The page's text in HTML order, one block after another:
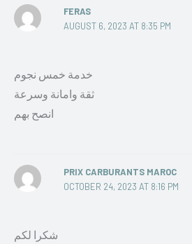
FERAS
AUGUST 6, 2023 AT 8:35 PM
خدمة خمس نجوم
ثقة وامانة وسرعة
انصح بهم
PRIX CARBURANTS MAROC
OCTOBER 24, 2023 AT 8:16 PM
شكرا لكم